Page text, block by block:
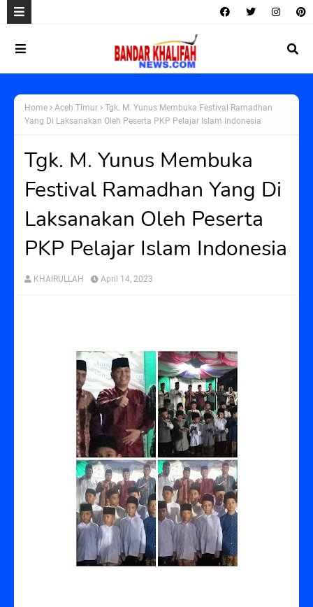
Home Aceh Timur
Tgk. M. Yunus Membuka Festival Ramadhan
Yang Di Laksanakan Oleh Peserta PKP Pelajar Islam Indonesia
Tgk. M. Yunus Membuka
Festival Ramadhan Yang Di
Laksanakan Oleh Peserta
PKP Pelajar Islam Indonesia
KHAIRULLAH April 14, 2023